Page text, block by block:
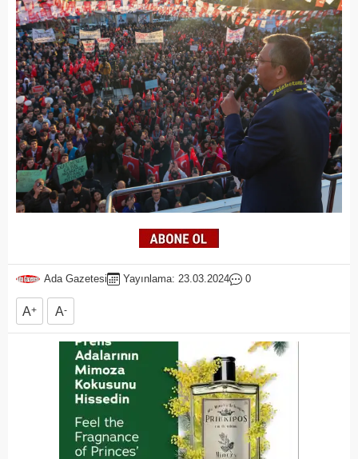
Ada Gazetesi Yayınlama: 23.03.2024 0
A+ A-